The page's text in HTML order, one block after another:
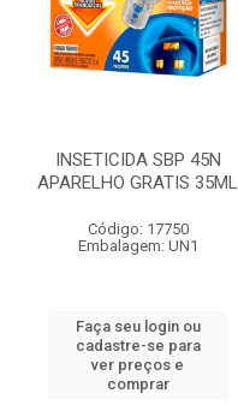
INSETICIDA SBP 45N
APARELHO GRATIS 35ML
Código: 17750
Embalagem: UN1
Faça seu login ou
cadastre-se para
ver preços e
comprar